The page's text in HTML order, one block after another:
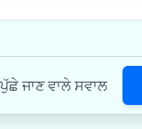
ਜਾਣ ਵਾਲੇ ਸਵਾਲ